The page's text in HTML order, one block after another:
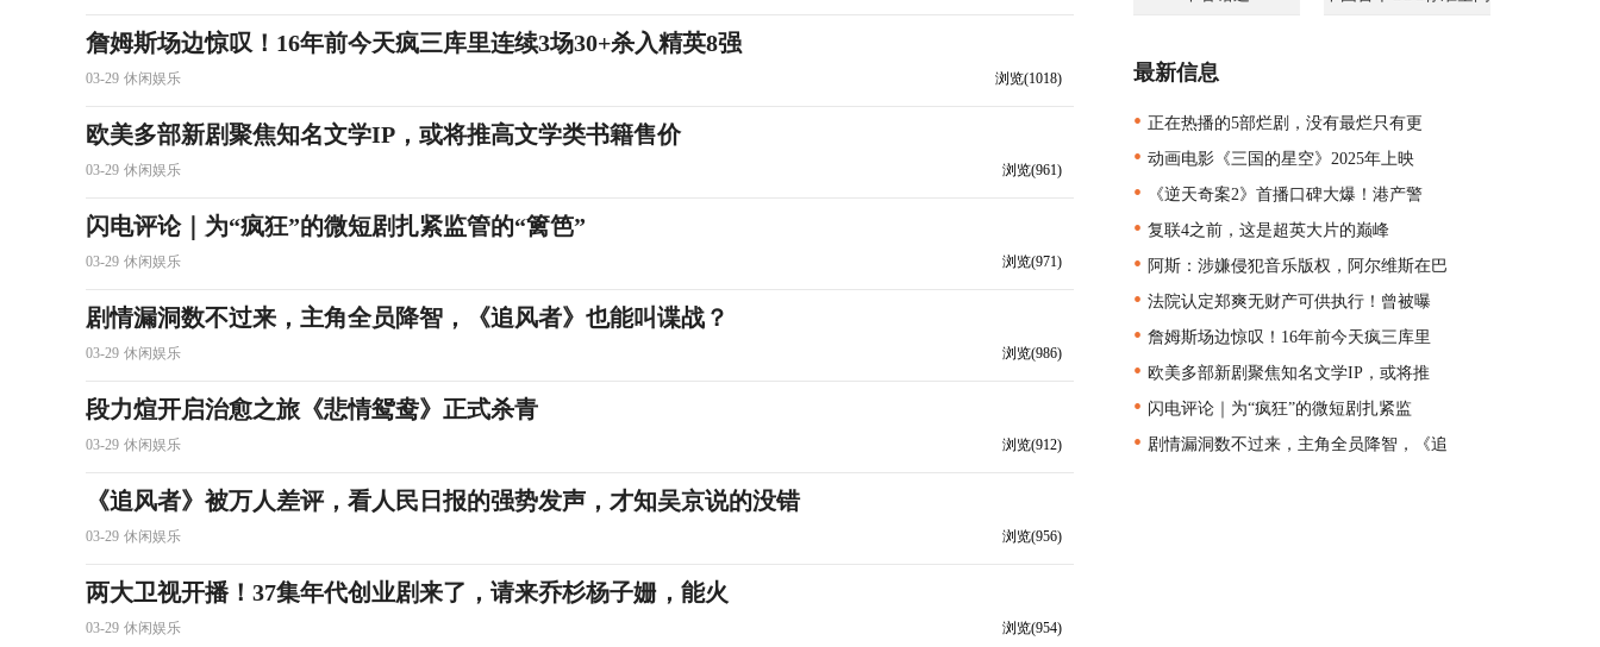
詹姆斯场边惊叹！16年前今天疯三库里连续3场30+杀入精英8强
03-29 休闲娱乐 浏览(1018)
欧美多部新剧聚焦知名文学IP，或将推高文学类书籍售价
03-29 休闲娱乐 浏览(961)
闪电评论｜为“疯狂”的微短剧扎紧监管的“篱笆”
03-29 休闲娱乐 浏览(971)
剧情漏洞数不过来，主角全员降智，《追风者》也能叫谍战？
03-29 休闲娱乐 浏览(986)
段力煊开启治愈之旅《悲情鸳鸯》正式杀青
03-29 休闲娱乐 浏览(912)
《追风者》被万人差评，看人民日报的强势发声，才知吴京说的没错
03-29 休闲娱乐 浏览(956)
两大卫视开播！37集年代创业剧来了，请来乔杉杨子姗，能火
03-29 休闲娱乐 浏览(954)
最新信息
• 正在热播的5部烂剧，没有最烂只有更
• 动画电影《三国的星空》2025年上映
• 《逆天奇案2》首播口碑大爆！港产警
• 复联4之前，这是超英大片的巅峰
• 阿斯：涉嫌侵犯音乐版权，阿尔维斯在巴
• 法院认定郑爽无财产可供执行！曾被曝
• 詹姆斯场边惊叹！16年前今天疯三库里
• 欧美多部新剧聚焦知名文学IP，或将推
• 闪电评论｜为“疯狂”的微短剧扎紧监
• 剧情漏洞数不过来，主角全员降智，《追